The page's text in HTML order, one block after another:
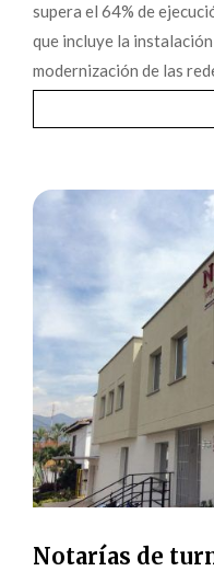
supera el 64% de
que incluye la
modernización de las
Notarías de